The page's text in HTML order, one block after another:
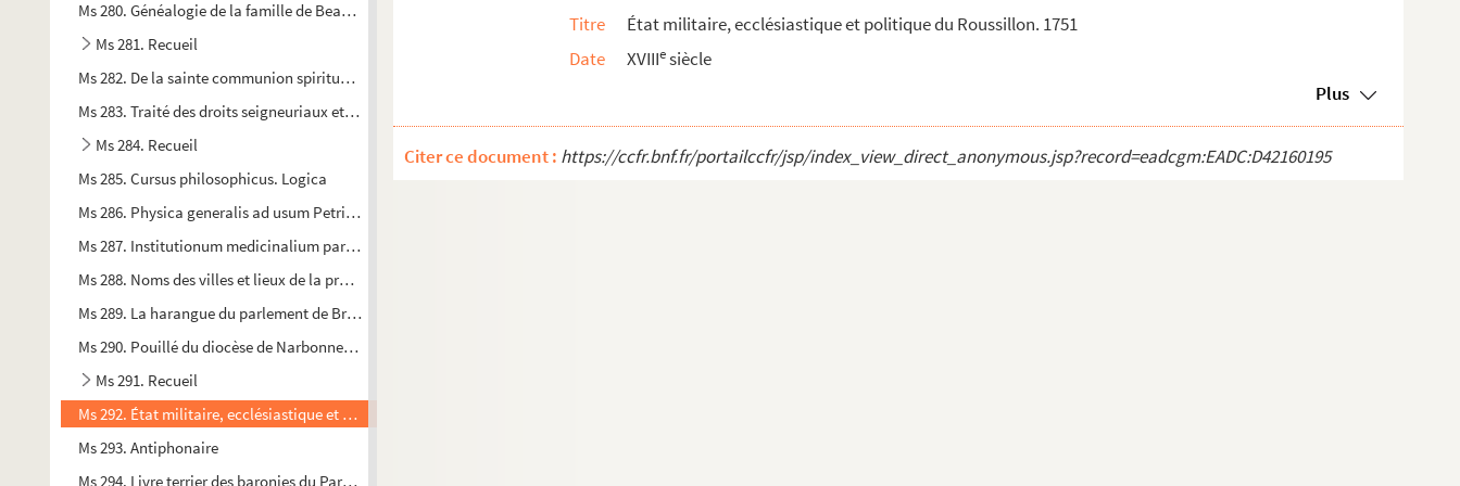
Ms 280. Généalogie de la famille de Beauxhostes
Ms 281. Recueil
Ms 282. De la sainte communion spirituelle
Ms 283. Traité des droits seigneuriaux et des matières féodales
Ms 284. Recueil
Ms 285. Cursus philosophicus. Logica
Ms 286. Physica generalis ad usum Petri Brunet, clerici Limoliensis, dioecesis Narbonensis, convictoris et s...
Ms 287. Institutionum medicinalium pars quinta. Therapeutice
Ms 288. Noms des villes et lieux de la province de Languedoc
Ms 289. La harangue du parlement de Bretagne
Ms 290. Pouillé du diocèse de Narbonne, dressé par feu M. Caldaguez, chanoine de Saint-Just, syndic du clerg...
Ms 291. Recueil
Ms 292. État militaire, ecclésiastique et politique du Roussillon. 1751
Ms 293. Antiphonaire
Ms 294. Livre terrier des baronies du Paraza et du Villa des Ports, fait sur les reconnoissances desdites ba...
Titre
État militaire, ecclésiastique et politique du Roussillon. 1751
Date
XVIIIesiècle
Plus
Citer ce document : https://ccfr.bnf.fr/portailccfr/jsp/index_view_direct_anonymous.jsp?record=eadcgm:EADC:D42160195